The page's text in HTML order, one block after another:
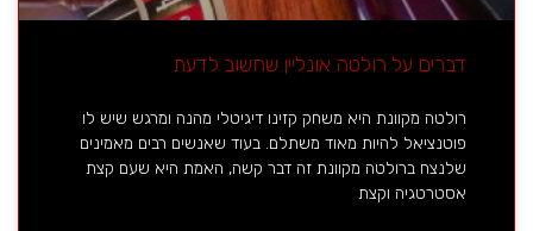
דברים על רולטה אונליין שחשוב לדעת
רולטה מקוונת היא משחק קזינו דיגיטלי מהנה ומרגש שיש לו
פוטנציאל להיות מאוד משתלם. בעוד שאנשים רבים מאמינים
שלנצח ברולטה מקוונת זה דבר קשה, האמת היא שעם קצת
אסטרטגיה וקצת